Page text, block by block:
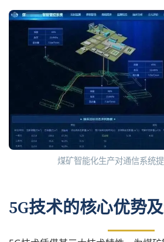
煤矿智能化生产对通信系统
5G技术的核心优势